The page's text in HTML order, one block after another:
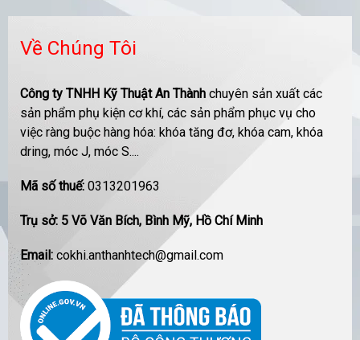
Về Chúng Tôi
Công ty TNHH Kỹ Thuật An Thành chuyên sản xuất các
sản phẩm phụ kiện cơ khí, các sản phẩm phục vụ cho
việc ràng buộc hàng hóa: khóa tăng đơ, khóa cam, khóa
dring, móc J, móc S....
Mã số thuế: 0313201963
Trụ sở: 5 Võ Văn Bích, Bình Mỹ, Hồ Chí Minh
Email: cokhi.anthanhtech@gmail.com